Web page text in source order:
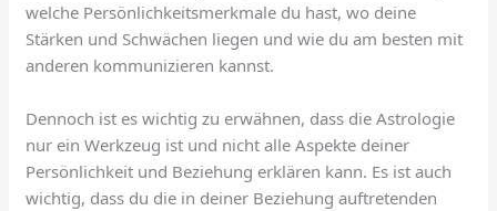
welche Persönlichkeitsmerkmale du hast, wo deine
Stärken und Schwächen liegen und wie du am besten mit
anderen kommunizieren kannst.
Dennoch ist es wichtig zu erwähnen, dass die Astrologie
nur ein Werkzeug ist und nicht alle Aspekte deiner
Persönlichkeit und Beziehung erklären kann. Es ist auch
wichtig, dass du die in deiner Beziehung auftretenden